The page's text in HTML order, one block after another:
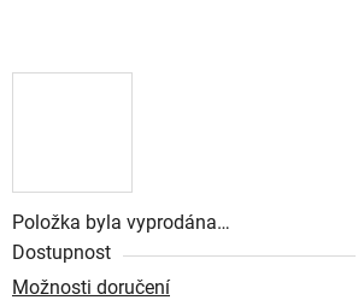
Položka byla vyprodána…
Dostupnost
Možnosti doručení